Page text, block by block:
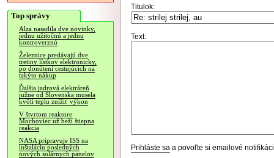
Top správy
Alza nasadila dve novinky,
jednu užitočnú a jednu
kontroverznú
Železnice predávajú dve
tretiny lístkov elektronicky,
po donútení cestujúcich na
takýto nákup
Ďalšia jadrová elektráreň
južne od Slovenska musela
kvôli teplu znížiť výkon
V štvrtom reaktore
Mochoviec už beží štiepna
reakcia
NASA pripravuje ISS na
inštaláciu posledných
nových solárnych panelov
Titulok:
Text:
Prihláste sa a povoľte si emailové